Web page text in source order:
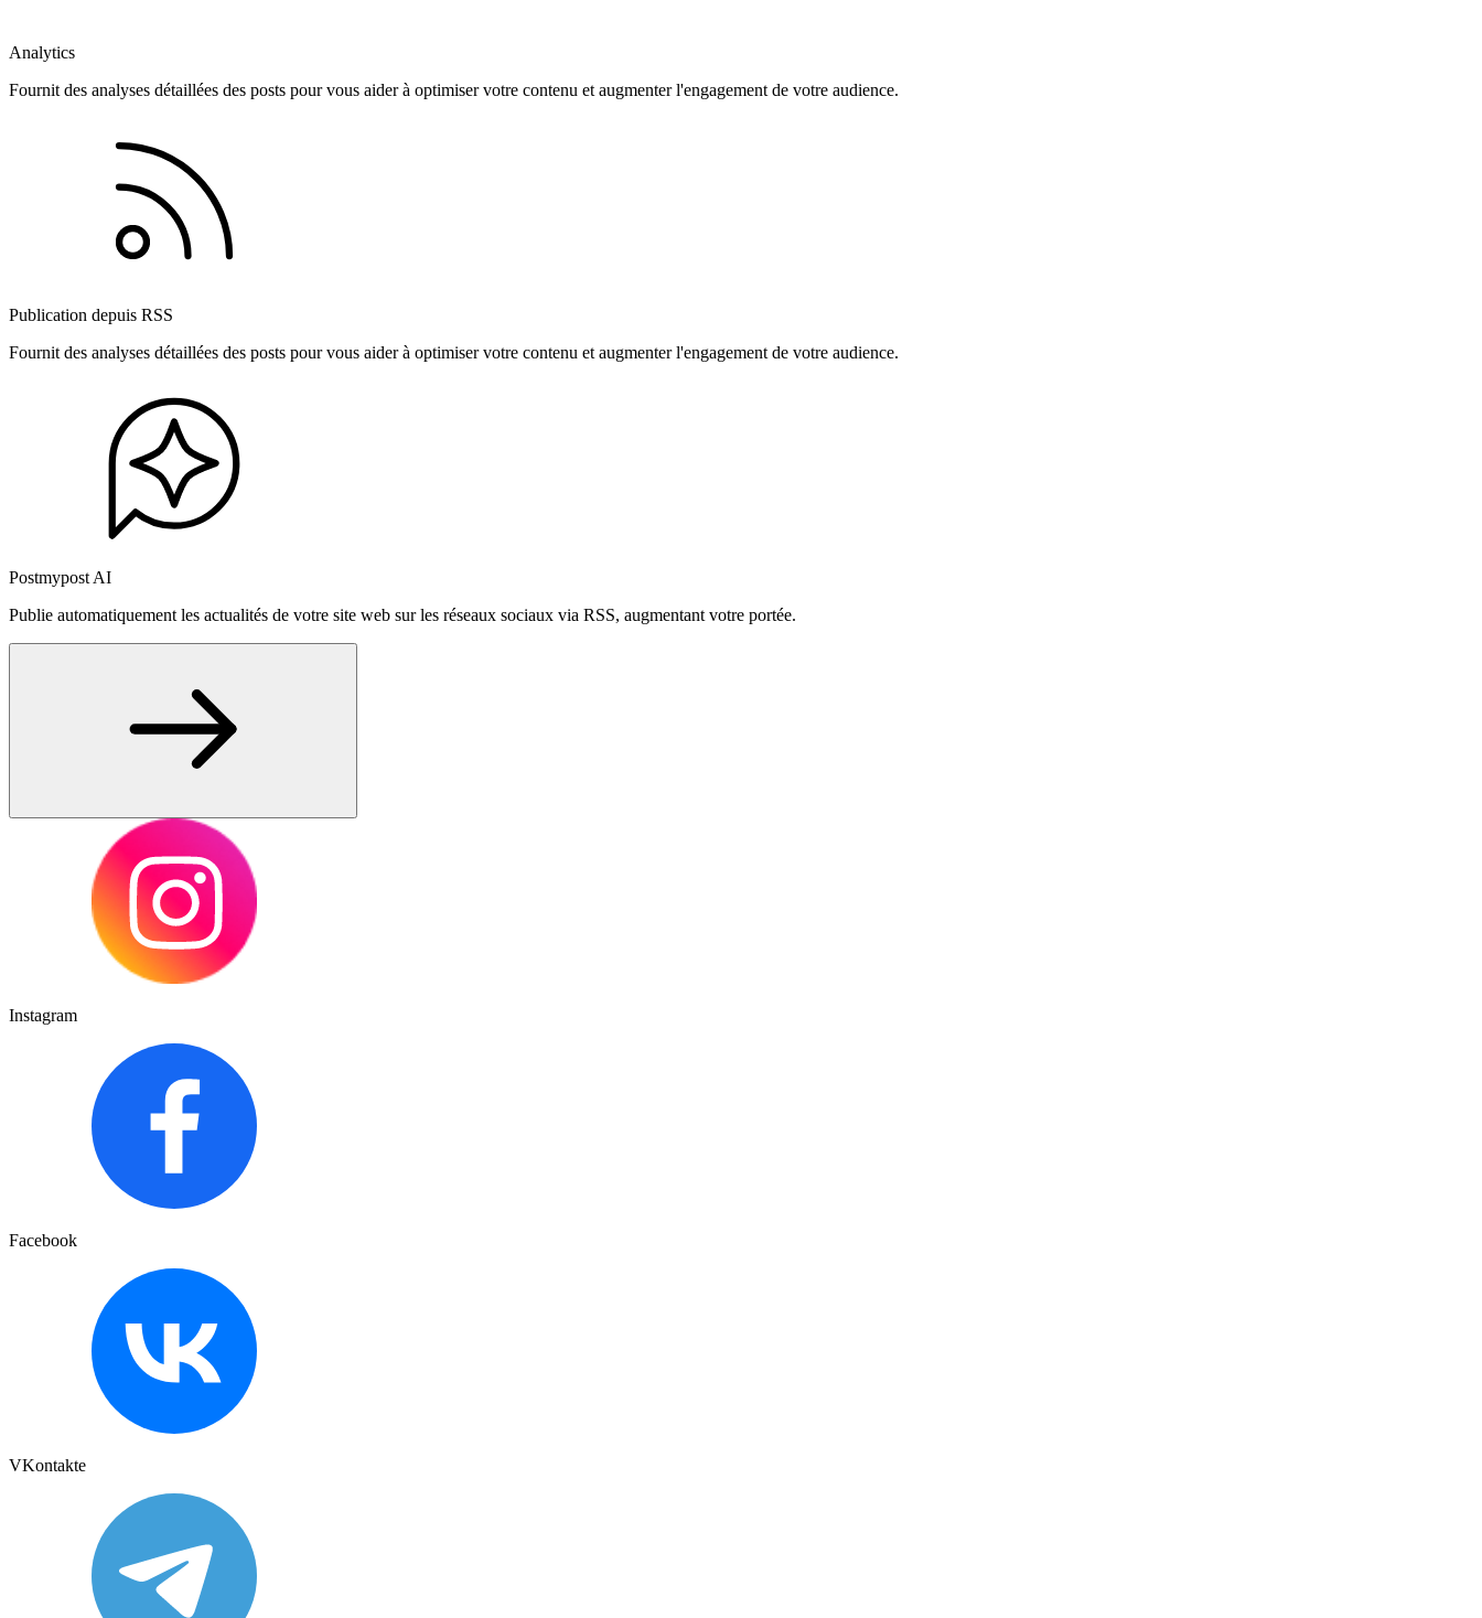
Analytics
Fournit des analyses détaillées des posts pour vous aider à optimiser votre contenu et augmenter l'engagement de votre audience.
Publication depuis RSS
Fournit des analyses détaillées des posts pour vous aider à optimiser votre contenu et augmenter l'engagement de votre audience.
Postmypost AI
Publie automatiquement les actualités de votre site web sur les réseaux sociaux via RSS, augmentant votre portée.
Instagram
Facebook
VKontakte